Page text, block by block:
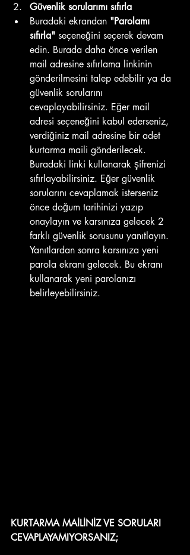
Güvenlik sorularımı sıfırla
Buradaki ekrandan "Parolamı
sıfırla" seçeneğini seçerek devam
edin. Burada daha önce verilen
mail adresine sıfırlama linkinin
gönderilmesini talep edebilir ya da
güvenlik sorularını
cevaplayabilirsiniz. Eğer mail
adresi seçeneğini kabul ederseniz,
verdiğiniz mail adresine bir adet
kurtarma maili gönderilecek.
Buradaki linki kullanarak şifrenizi
sıfırlayabilirsiniz. Eğer güvenlik
sorularını cevaplamak isterseniz
önce doğum tarihinizi yazıp
onaylayın ve karsınıza gelecek 2
farklı güvenlik sorusunu yanıtlayın.
Yanıtlardan sonra karsınıza yeni
parola ekranı gelecek. Bu ekranı
kullanarak yeni parolanızı
belirleyebilirsiniz.
KURTARMA MAİLİNİZ VE SORULARI
CEVAPLAYAMIYORSANIZ;